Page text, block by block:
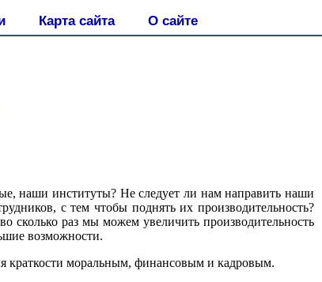
Карта сайта О сайте
наши институты? Не следует ли нам направить наши
с тем чтобы поднять их производительность?
раз мы можем увеличить производительность
возможности.
краткости моральным, финансовым и кадровым.